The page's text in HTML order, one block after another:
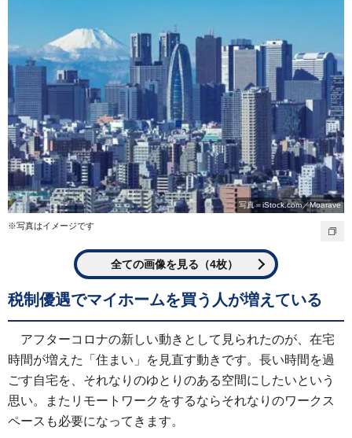
写真＝iStock.com／Moarave
※写真はイメージです
全ての画像を見る（4枚）
税制優遇でマイホームを買う人が増えている
アフターコロナの新しい動きとして見られたのが、在宅
時間が増えた「住まい」を見直す動きです。長い時間を過
ごす自宅を、それなりのゆとりのある空間にしたいという
思い。またリモートワークをするならそれなりのワークス
ペースも必要になってきます。